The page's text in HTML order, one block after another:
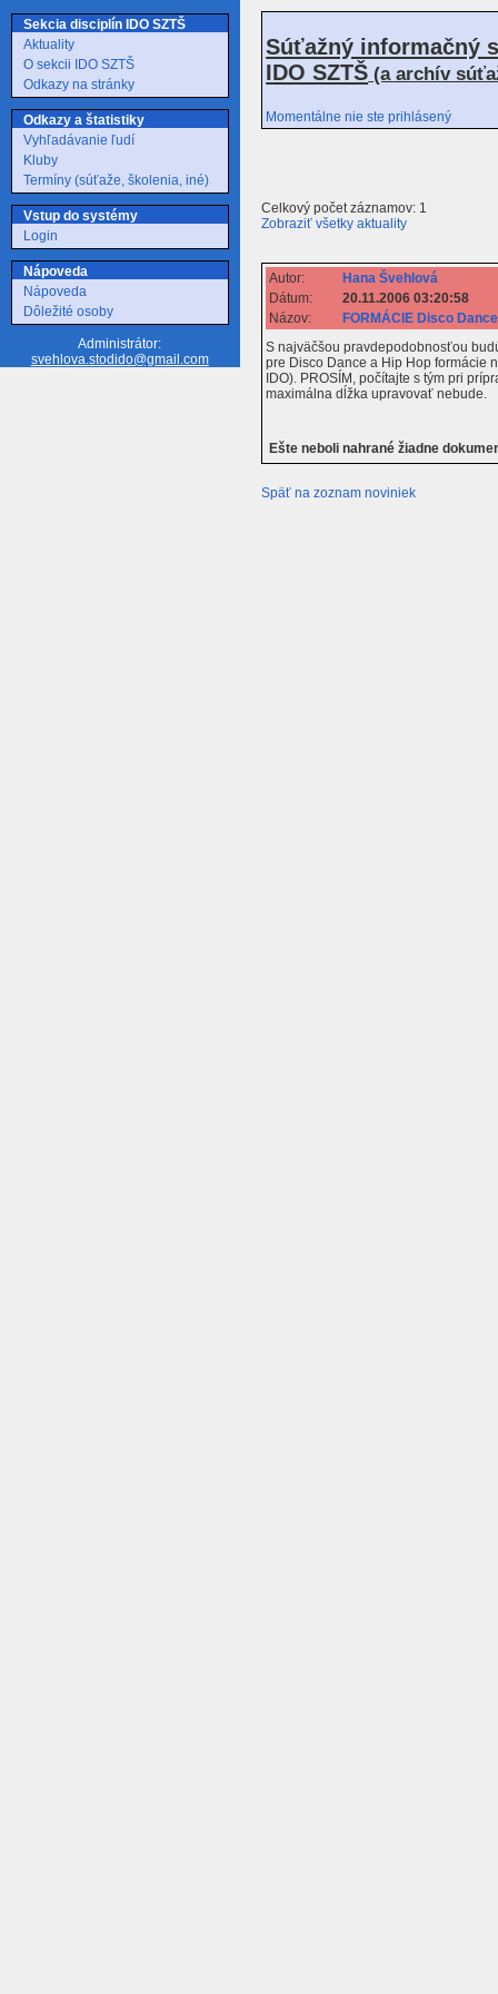
Sekcia disciplín IDO SZTŠ
Aktuality
O sekcii IDO SZTŠ
Odkazy na stránky
Odkazy a štatistiky
Vyhľadávanie ľudí
Kluby
Termíny (súťaže, školenia, iné)
Vstup do systémy
Login
Nápoveda
Nápoveda
Dôležité osoby
Administrátor:
svehlova.stodido@gmail.com
Súťažný informačný
IDO SZTŠ (a archív
Momentálne nie ste prihlásený
Celkový počet záznamov: 1
Zobraziť všetky aktuality
Autor:
Hana Švehlová
Dátum:
20.11.2006 03:20:58
Názov:
FORMÁCIE Disco
S najväčšou pravdepodobnosťou
pre Disco Dance a Hip Hop formácie
IDO). PROSÍM, počítajte s tým pri
maximálna dĺžka upravovať nebude.
Ešte neboli nahrané žiadne
Späť na zoznam noviniek